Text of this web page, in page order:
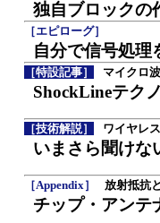
独自ブロックの
［エピローグ］
自分で信号処理
［特設記事］ マイクロ
ShockLineテク
［技術解説］
ワイヤレ
いまさら聞けな
［Appendix］
放射抵抗
チップ・アンテ